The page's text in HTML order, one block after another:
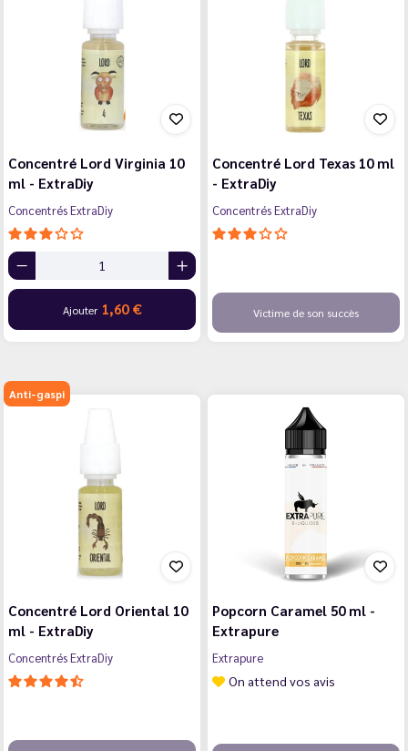
Concentré Lord Virginia 10
ml - ExtraDiy
Concentrés ExtraDiy
Ajouter 1,60 €
Concentré Lord Texas 10 ml
- ExtraDiy
Concentrés ExtraDiy
Victime de son succès
Anti-gaspi
Concentré Lord Oriental 10
ml - ExtraDiy
Concentrés ExtraDiy
Popcorn Caramel 50 ml -
Extrapure
Extrapure
On attend vos avis